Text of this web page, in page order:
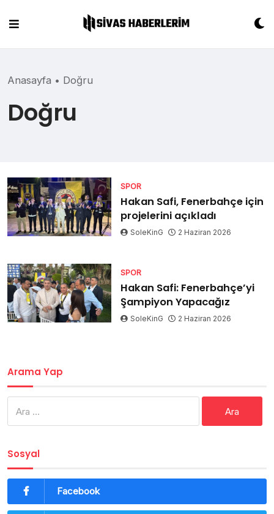
content
Anasayfa • Doğru
Doğru
SPOR
Hakan Safi, Fenerbahçe için
projelerini açıkladı
SoleKinG 2 Haziran 2026
SPOR
Hakan Safi: Fenerbahçe’yi
Şampiyon Yapacağız
SoleKinG 2 Haziran 2026
Arama Yap
Sosyal
Facebook